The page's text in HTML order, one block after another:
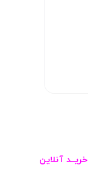
خریــد آنلاین